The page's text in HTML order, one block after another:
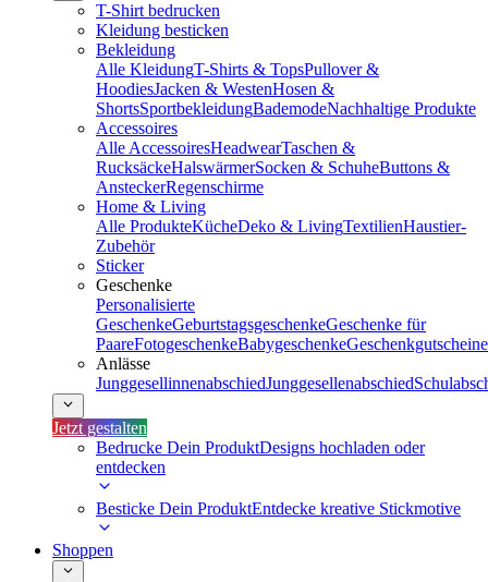
T-Shirt bedrucken
Kleidung besticken
Bekleidung
Alle KleidungT-Shirts & TopsPullover &
HoodiesJacken & WestenHosen &
ShortsSportbekleidungBademodeNachhaltige Produkte
Accessoires
Alle AccessoiresHeadwearTaschen &
RucksäckeHalswärmerSocken & SchuheButtons &
AnsteckerRegenschirme
Home & Living
Alle ProdukteKücheDeko & LivingTextilienHaustier-
Zubehör
Sticker
Geschenke
Personalisierte
GeschenkeGeburtstagsgeschenkeGeschenke für
PaareFotogeschenkeBabygeschenkeGeschenkgutscheine
Anlässe
JunggesellinnenabschiedJunggesellenabschied
Jetzt gestalten
Bedrucke Dein ProduktDesigns hochladen oder
entdecken
Besticke Dein ProduktEntdecke kreative Stickmotive
Shoppen